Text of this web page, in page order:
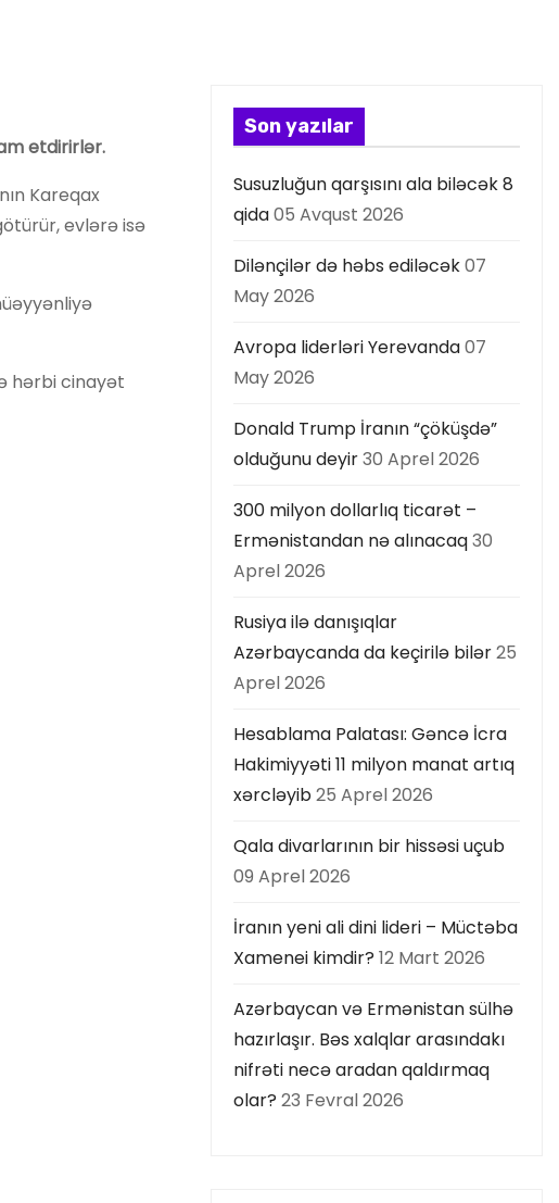
etdirirlər.
Kareqax
evlərə isə
hərbi cinayət
Son yazılar
Susuzluğun qarşısını ala biləcək 8
qida05 Avqust 2026
Dilənçilər də həbs ediləcək07
May 2026
Avropa liderləri Yerevanda07
May 2026
Donald Trump İranın “çöküşdə”
olduğunu deyir30 Aprel 2026
300 milyon dollarlıq ticarət –
Ermənistandan nə alınacaq30
Aprel 2026
Rusiya ilə danışıqlar
Azərbaycanda da keçirilə bilər25
Aprel 2026
Hesablama Palatası: Gəncə İcra
Hakimiyyəti 11 milyon manat artıq
xərcləyib25 Aprel 2026
Qala divarlarının bir hissəsi uçub
09 Aprel 2026
İranın yeni ali dini lideri – Müctəba
Xamenei kimdir? 12 Mart 2026
Azərbaycan və Ermənistan sülhə
hazırlaşır. Bəs xalqlar arasındakı
nifrəti necə aradan qaldırmaq
olar? 23 Fevral 2026